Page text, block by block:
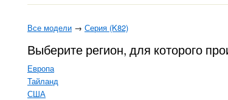
Все модели → Серия (K82)
Выберите регион, для которого
Европа
Тайланд
США